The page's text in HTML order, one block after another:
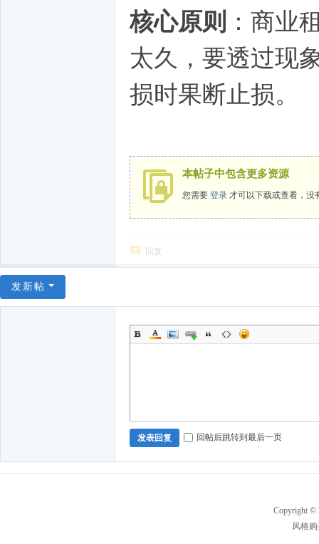
核心原则 ：商业
太久，要透过现
损时果断止损。
本帖子中包含更多资源
您需要 登录 才可以下载或查看，没
回复
发新帖
发表回复 回帖后跳转到最后一页
Copyright ©
风格购